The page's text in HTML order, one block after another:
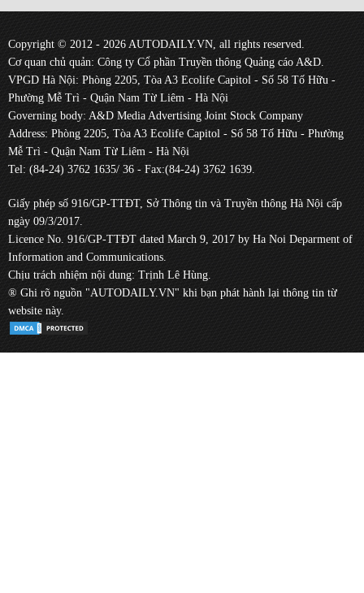
Copyright © 2012 - 2026 AUTODAILY.VN, all rights reserved.
Cơ quan chủ quản: Công ty Cổ phần Truyền thông Quảng cáo A&D.
VPGD Hà Nội: Phòng 2205, Tòa A3 Ecolife Capitol - Số 58 Tố Hữu -
Phường Mễ Trì - Quận Nam Từ Liêm - Hà Nội
Governing body: A&D Media Advertising Joint Stock Company
Address: Phòng 2205, Tòa A3 Ecolife Capitol - Số 58 Tố Hữu - Phường
Mễ Trì - Quận Nam Từ Liêm - Hà Nội
Tel: (84-24) 3762 1635/ 36 - Fax:(84-24) 3762 1639.
Giấy phép số 916/GP-TTĐT, Sở Thông tin và Truyền thông Hà Nội cấp
ngày 09/3/2017.
Licence No. 916/GP-TTĐT dated March 9, 2017 by Ha Noi Deparment of
Information and Communications.
Chịu trách nhiệm nội dung: Trịnh Lê Hùng.
® Ghi rõ nguồn "AUTODAILY.VN" khi bạn phát hành lại thông tin từ
website này.